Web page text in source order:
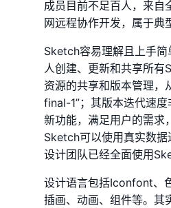
成员目前不足百人，来自
网远程协作开发，属于典
Sketch容易理解且上手
人创建、更新和共享所
资源的共享和版本管理
final-1”；其版本迭代速
新功能，满足用户的需求
Sketch可以使用真实数据
设计团队已经全面使用
设计语言包括Iconfont、
插画、动画、组件等。其